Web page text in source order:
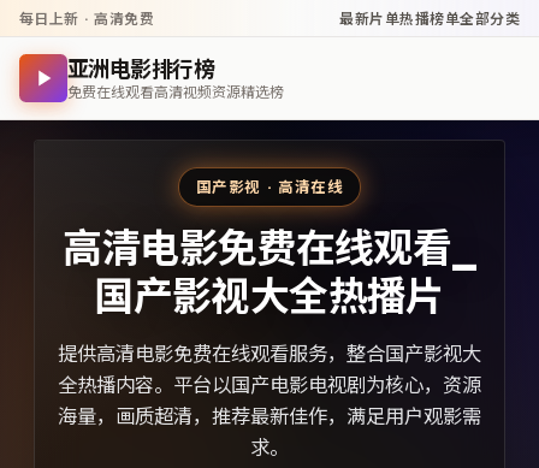
每日上新 · 高清免费 最新片单热播榜单全部分类
亚洲电影排行榜
免费在线观看高清视频资源精选榜
国产影视 · 高清在线
高清电影免费在线观看_
国产影视大全热播片
提供高清电影免费在线观看服务，整合国产影视大
全热播内容。平台以国产电影电视剧为核心，资源
海量，画质超清，推荐最新佳作，满足用户观影需
求。